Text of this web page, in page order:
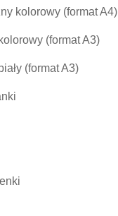
kolorowy (format A4)
(format A3)
(format A3)